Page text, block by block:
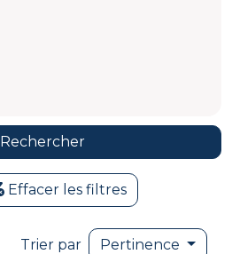
Rechercher
Effacer les filtres
Trier par Pertinence